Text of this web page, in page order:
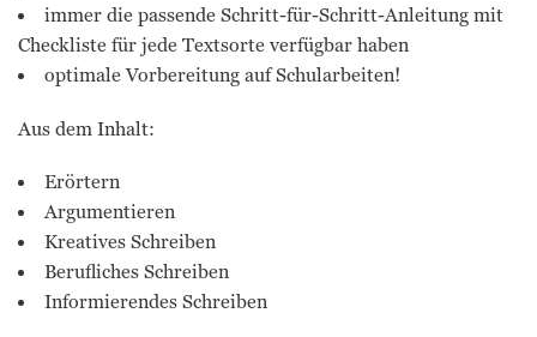
immer die passende Schritt-für-Schritt-Anleitung mit
Checkliste für jede Textsorte verfügbar haben
optimale Vorbereitung auf Schularbeiten!
Aus dem Inhalt:
Erörtern
Argumentieren
Kreatives Schreiben
Berufliches Schreiben
Informierendes Schreiben